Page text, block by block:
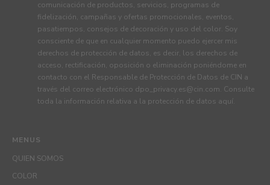
MENUS
QUIEN SOMOS
COLOR
comunicación de productos, servicios, programas de
fidelización, campañas y ofertas promocionales, eventos,
pasatiempos, consejos de decoración y uso del color. Soy
consciente de que en cualquier momento puedo ejercer mis
derechos de protección de datos, es decir, los derechos de
acceso, rectificación, oposición o eliminación poniéndome en
contacto con el Responsable de Protección de Datos de CIN a
través del correo electrónico dpo_privacy.es@cin.com. Consulte
toda la información relativa a la protección de datos aquí.